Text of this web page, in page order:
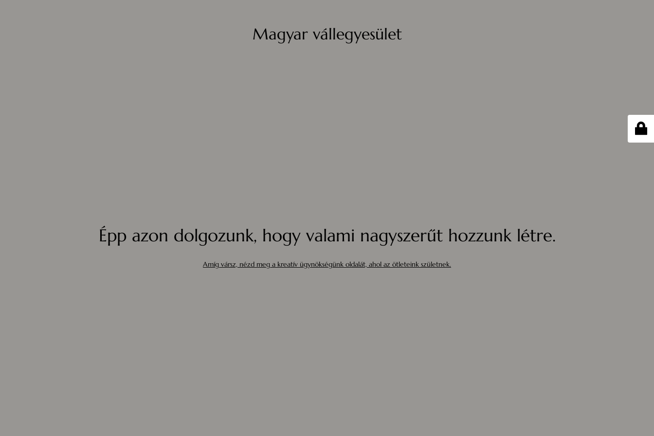
Magyar vállegyesület
Épp azon dolgozunk, hogy valami nagyszerűt hozzunk létre.
Amíg vársz, nézd meg a kreatív ügynökségünk oldalát, ahol az ötleteink születnek.